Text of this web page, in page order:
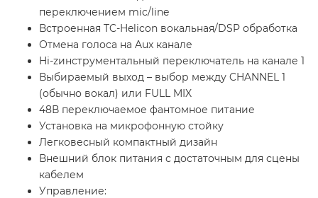
переключением mic/line
Встроенная TC-Helicon вокальная/DSP обработка
Отмена голоса на Aux канале
Hi-zинструментальный переключатель на канале 1
Выбираемый выход – выбор между CHANNEL 1
(обычно вокал) или FULL MIX
48В переключаемое фантомное питание
Установка на микрофонную стойку
Легковесный компактный дизайн
Внешний блок питания с достаточным для сцены
кабелем
Управление: